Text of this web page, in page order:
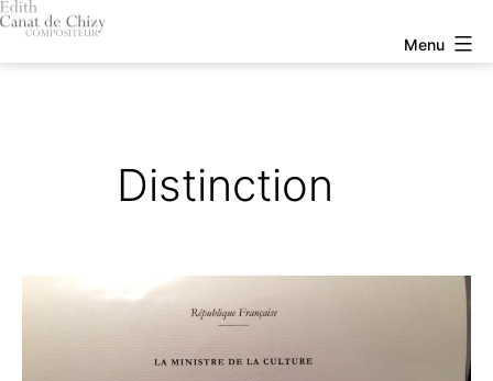
Aller
au
Canat
Menu
Distinction